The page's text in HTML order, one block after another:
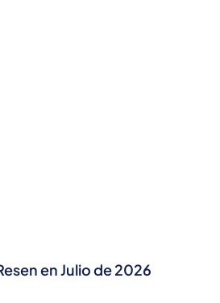
en Julio de 2026